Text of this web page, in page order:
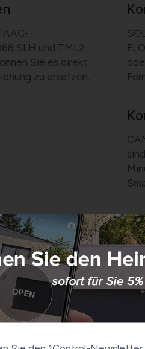
SLH und TML2.
Sie es direkt
zu ersetzen.
darunter MITTO 2,
haben,
gleichzeitig Ihre
die